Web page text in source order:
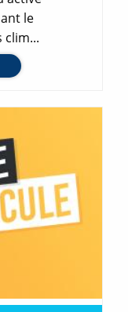
le
clim...